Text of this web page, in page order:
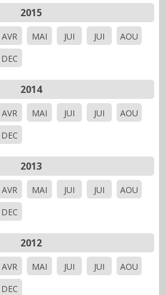
2015
AVR MAI JUI JUI
AOU
DEC
2014
AVR MAI JUI JUI
AOU
DEC
2013
AVR MAI JUI JUI
AOU
DEC
2012
AVR MAI JUI JUI
AOU
DEC